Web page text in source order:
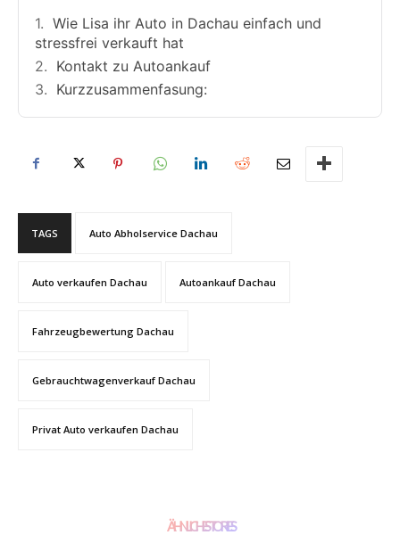
Wie Lisa ihr Auto in Dachau einfach und
stressfrei verkauft hat
Kontakt zu Autoankauf
Kurzzusammenfasung:
TAGS Auto Abholservice Dachau
Auto verkaufen Dachau Autoankauf Dachau
Fahrzeugbewertung Dachau
Gebrauchtwagenverkauf Dachau
Privat Auto verkaufen Dachau
ÄHNLICHE STORIES